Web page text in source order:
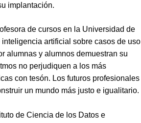
implantación.
de cursos en la Universidad de
artificial sobre casos de uso
alumnas y alumnos demuestran su
no perjudiquen a los más
con tesón. Los futuros profesionales
un mundo más justo e igualitario.
de Ciencia de los Datos e